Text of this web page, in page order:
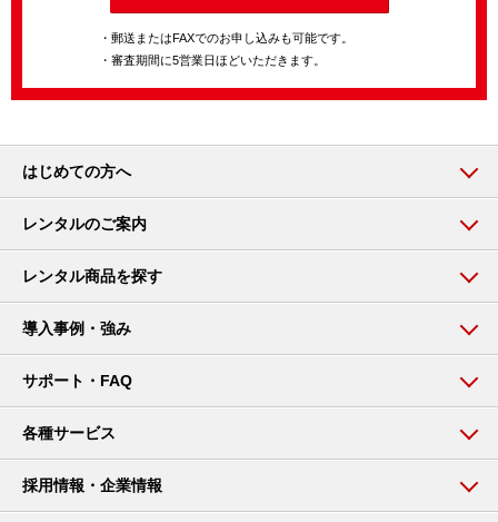
・郵送またはFAXでのお申し込みも可能です。
・審査期間に5営業日ほどいただきます。
はじめての方へ
レンタルのご案内
レンタル商品を探す
導入事例・強み
サポート・FAQ
各種サービス
採用情報・企業情報